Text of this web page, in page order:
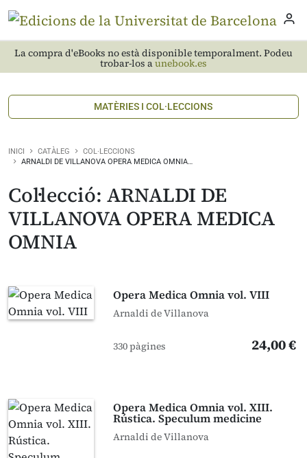
La compra d'eBooks no està disponible temporalment. Podeu
trobar-los aunebook.es
MATÈRIES I COL·LECCIONS
INICI CATÀLEG
COL·LECCIONS
ARNALDI DE VILLANOVA OPERA MEDICA OMNIA…
Col·lecció: ARNALDI DE
VILLANOVA OPERA MEDICA
OMNIA
Opera Medica Omnia vol. VIII
Arnaldi de Villanova
330 pàgines 24,00 €
Opera Medica Omnia vol. XIII.
Rústica. Speculum medicine
Arnaldi de Villanova